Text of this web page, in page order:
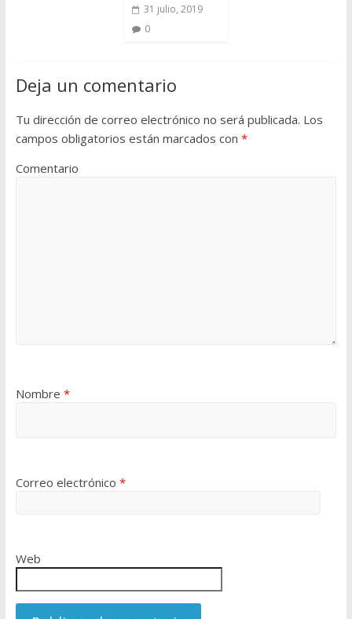
31 julio, 2019
0
Deja un comentario
Tu dirección de correo electrónico no será publicada. Los
campos obligatorios están marcados con *
Comentario
Nombre *
Correo electrónico *
Web